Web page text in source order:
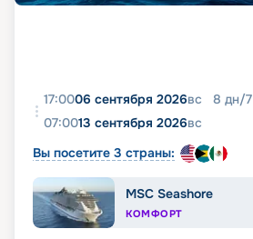
17:0006 сентября 2026вс 8 дн/7
07:0013 сентября 2026вс
Вы посетите 3 страны:
MSC Seashore
КОМФОРТ